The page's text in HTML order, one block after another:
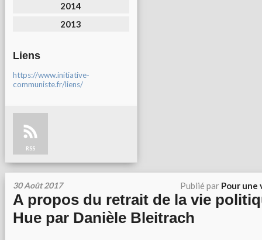
2014
2013
Liens
https://www.initiative-
communiste.fr/liens/
RSS
30 Août 2017 Publié par Pour une
A propos du retrait de la vie
Hue par Danièle Bleitrach